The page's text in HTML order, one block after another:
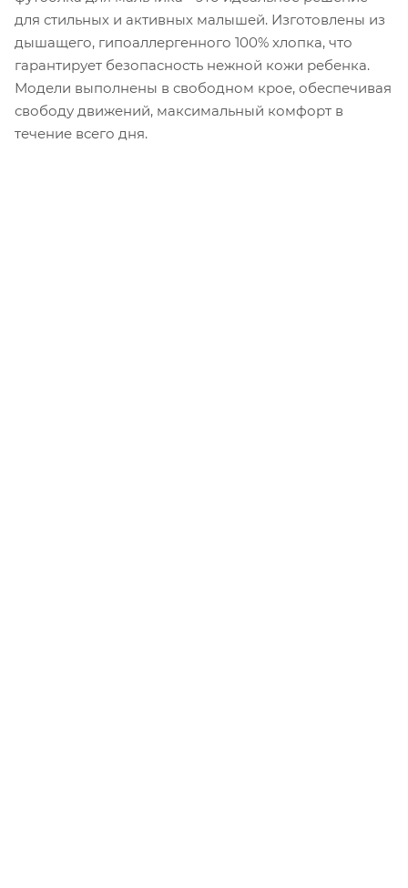
для стильных и активных малышей. Изготовлены из
дышащего, гипоаллергенного 100% хлопка, что
гарантирует безопасность нежной кожи ребенка.
Модели выполнены в свободном крое, обеспечивая
свободу движений, максимальный комфорт в
течение всего дня.